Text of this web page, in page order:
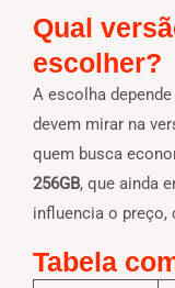
Qual
escolher?
A escolha
devem mirar na
quem busca
256GB, que ainda
influencia o preço,
Tabela